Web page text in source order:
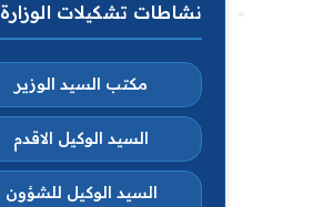
نشاطات تشكيلات الوزارة
مكتب السيد الوزير
السيد الوكيل الاقدم
السيد الوكيل للشؤون